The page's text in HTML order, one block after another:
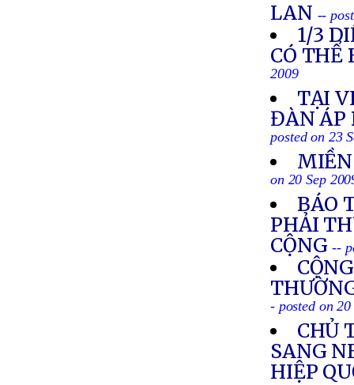
LAN --
1/3
CÓ
2009
TẠI
ĐÀN ÁP
posted on 23
MIỀN
on 20 Sep
BÁO
PHẢI
CỘNG --
- posted on
CHỦ
SANG
HIỆP